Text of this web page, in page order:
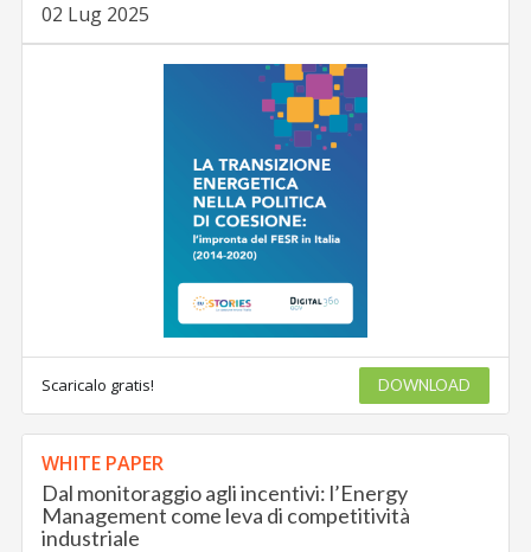
02 Lug 2025
Scaricalo gratis! DOWNLOAD
WHITE PAPER
Dal monitoraggio agli incentivi: l’Energy
Management come leva di competitività
industriale